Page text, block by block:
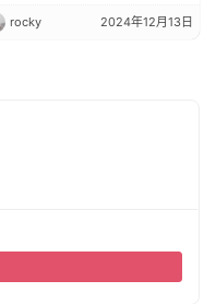
rocky 2024年12月13日